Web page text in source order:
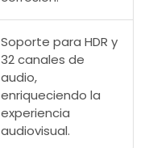
Soporte para HDR y
32 canales de
audio,
enriqueciendo la
experiencia
audiovisual.